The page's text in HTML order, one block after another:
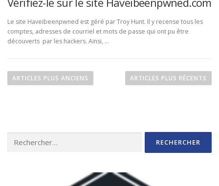
Le site Haveibeenpwned est géré par Troy Hunt. Il y recense tous les
comptes, adresses de courriel et mots de passe qui ont pu être
découverts par les hackers. Ainsi, …
aARTICLES PLUS ANCIENS ARTICLES PLUS RÉCENTS